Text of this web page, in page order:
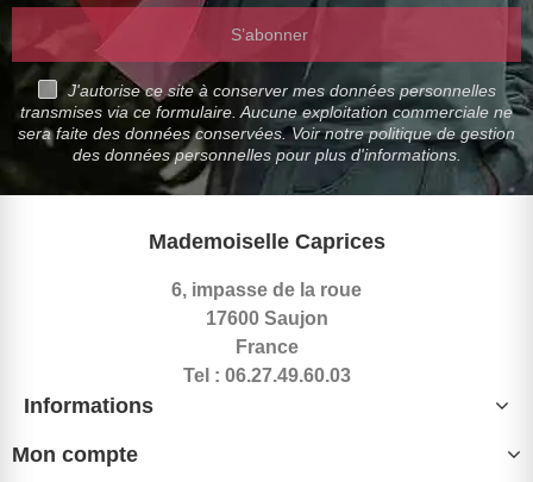
S’abonner
J'autorise ce site à conserver mes données personnelles
transmises via ce formulaire. Aucune exploitation commerciale ne
sera faite des données conservées. Voir notre politique de gestion
des données personnelles pour plus d'informations.
Mademoiselle Caprices
6, impasse de la roue
17600 Saujon
France
Tel : 06.27.49.60.03
Informations
Mon compte